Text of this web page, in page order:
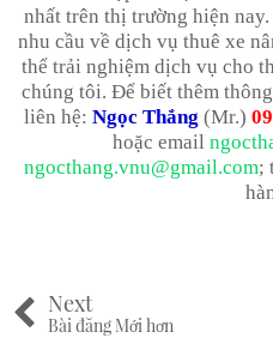
nhất trên thị trường hiện
nhu cầu về dịch vụ thuê xe
thể trải nghiệm dịch vụ cho
chúng tôi. Để biết thêm
liên hệ: Ngọc Thắng (Mr.)
hoặc email
ngocthang.vnu@gmail.com;
Next
Bài đăng Mới hơn